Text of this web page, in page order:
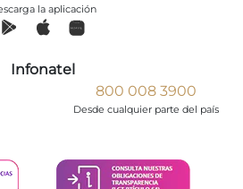
la aplicación
Infonatel
800 008 3900
Desde cualquier parte del país